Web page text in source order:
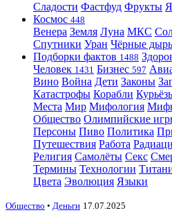
Сладости Фастфуд Фрукты
Космос 448
Венера Земля Луна МКС
Спутники Уран Чёрные
Подборки фактов 1488
Человек 1431 Бизнес 597
Вино Война Дети Законы
Катастрофы Корабли
Места Мир Мифология
Общество Олимпийские
Персоны Пиво Политика
Путешествия Работа
Религия Самолёты Секс
Термины Технологии
Цвета Эволюция Языки
Общество • Деньги 17.07.2025